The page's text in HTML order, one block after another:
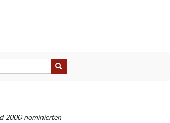
2000 nominierten